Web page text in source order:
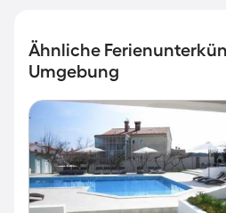
Ähnliche
Umgebung